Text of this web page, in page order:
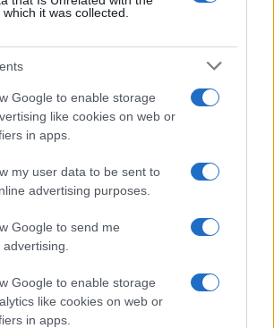
it was collected.
Google to enable storage
like cookies on web or
in apps.
my user data to be sent to
advertising purposes.
Google to send me
Google to enable storage
like cookies on web or
in apps.